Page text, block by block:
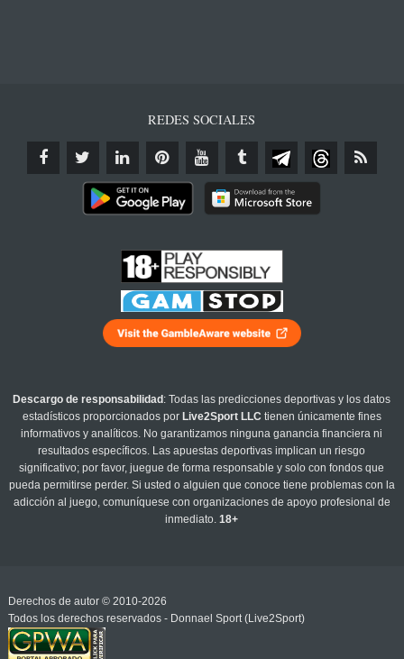
REDES SOCIALES
Descargo de responsabilidad : Todas las predicciones deportivas y los datos
estadísticos proporcionados por Live2Sport LLC tienen únicamente fines
informativos y analíticos. No garantizamos ninguna ganancia financiera ni
resultados específicos. Las apuestas deportivas implican un riesgo
significativo; por favor, juegue de forma responsable y solo con fondos que
pueda permitirse perder. Si usted o alguien que conoce tiene problemas con la
adicción al juego, comuníquese con organizaciones de apoyo profesional de
inmediato.18+
Derechos de autor © 2010-2026
Todos los derechos reservados - Donnael Sport (Live2Sport)